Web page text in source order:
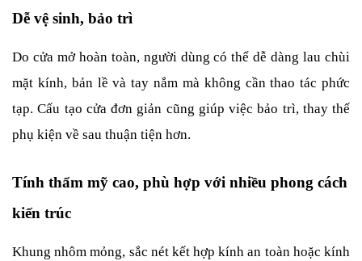
Dễ vệ sinh, bảo trì
Do cửa mở hoàn toàn, người dùng có thể dễ dàng lau chùi
mặt kính, bản lề và tay nắm mà không cần thao tác phức
tạp. Cấu tạo cửa đơn giản cũng giúp việc bảo trì, thay thế
phụ kiện về sau thuận tiện hơn.
Tính thẩm mỹ cao, phù hợp với nhiều phong cách
kiến trúc
Khung nhôm mỏng, sắc nét kết hợp kính an toàn hoặc kính